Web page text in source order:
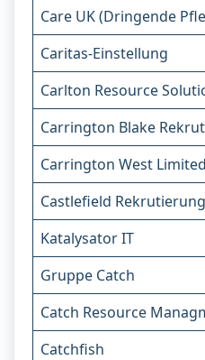
Care UK (Dringende
Caritas-Einstellung
Carlton Resource
Carrington Blake
Carrington West Limited
Castlefield Rekrutierung
Katalysator IT
Gruppe Catch
Catch Resource
Catchfish